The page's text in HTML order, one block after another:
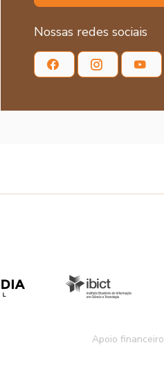
Nossas redes sociais
Apoio financeiro